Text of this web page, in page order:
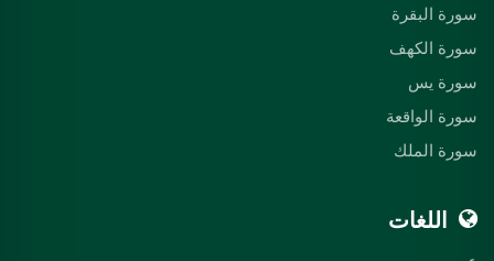
سورة البقرة
سورة الكهف
سورة يس
سورة الواقعة
سورة الملك
اللغات